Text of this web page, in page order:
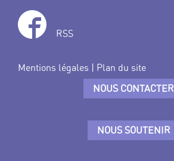
RSS
Mentions légales | Plan du site
NOUS CONTACTER
NOUS SOUTENIR